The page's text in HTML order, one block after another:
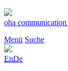
Zum
Inhalt
oha communication
Menü Suche
EnDe